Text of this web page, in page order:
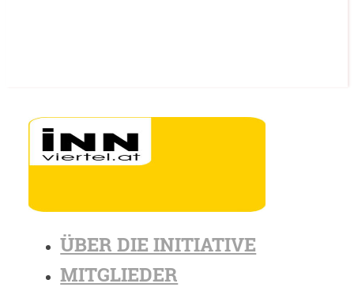
ÜBER DIE INITIATIVE
MITGLIEDER